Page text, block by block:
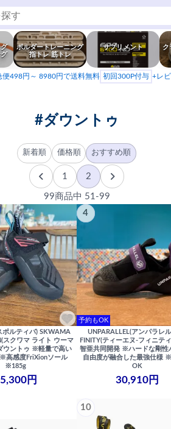
ボルダートレーニング
指トレ 筋トレ
サプリメント
ク
便498円～ 8980円で送料無料 初回300P付与 +レ
#ダウントゥ
新着順 価格順 おすすめ順
1 2
99商品中 51-99
ポルティバ) SKWAMA
スクワマ ライト ウーマ
ウントゥ ※軽量で高い
高感度FriXionソール
※185g
円
4
予約もOK
UNPARALLEL(アンパラレ
FINITY(ティーエヌ-フィニテ
智亜共同開発 ※ハードな剛性
自由度が融合した最強仕様
OK
30,910円
10